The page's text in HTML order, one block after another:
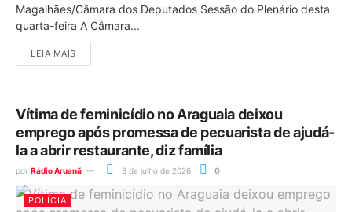
Magalhães/Câmara dos Deputados Sessão do Plenário desta
quarta-feira A Câmara...
LEIA MAIS
Vítima de feminicídio no Araguaia deixou
emprego após promessa de pecuarista de ajudá-
la a abrir restaurante, diz família
por Rádio Aruanã 8 de julho de 2026 0
POLÍCIA